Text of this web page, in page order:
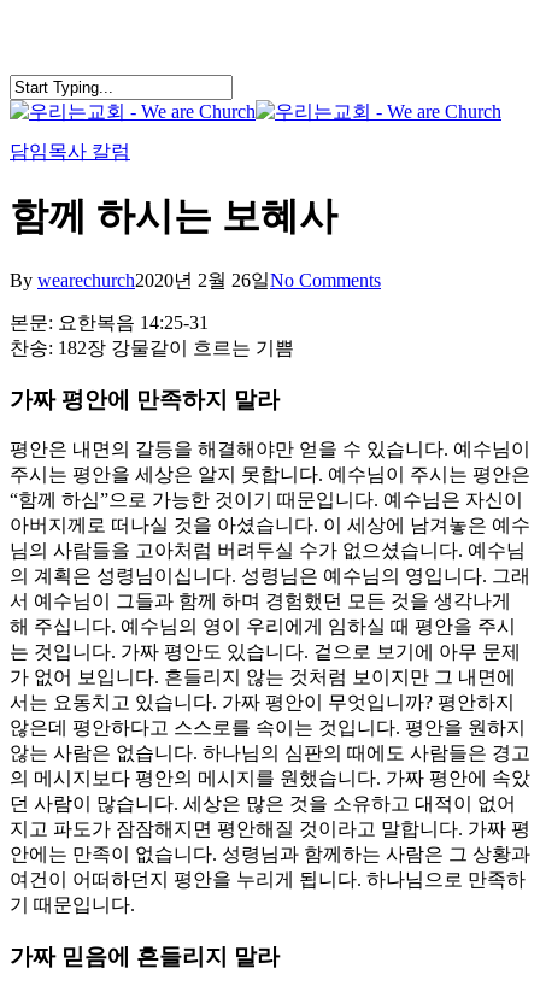
content
담임목사 칼럼
함께 하시는 보혜사
By wearechurch2020년 2월 26일No Comments
본문: 요한복음 14:25-31
찬송: 182장 강물같이 흐르는 기쁨
가짜 평안에 만족하지 말라
평안은 내면의 갈등을 해결해야만 얻을 수 있습니다. 예수님이
주시는 평안을 세상은 알지 못합니다. 예수님이 주시는 평안은
“함께 하심”으로 가능한 것이기 때문입니다. 예수님은 자신이
아버지께로 떠나실 것을 아셨습니다. 이 세상에 남겨놓은 예수
님의 사람들을 고아처럼 버려두실 수가 없으셨습니다. 예수님
의 계획은 성령님이십니다. 성령님은 예수님의 영입니다. 그래
서 예수님이 그들과 함께 하며 경험했던 모든 것을 생각나게
해 주십니다. 예수님의 영이 우리에게 임하실 때 평안을 주시
는 것입니다. 가짜 평안도 있습니다. 겉으로 보기에 아무 문제
가 없어 보입니다. 흔들리지 않는 것처럼 보이지만 그 내면에
서는 요동치고 있습니다. 가짜 평안이 무엇입니까? 평안하지
않은데 평안하다고 스스로를 속이는 것입니다. 평안을 원하지
않는 사람은 없습니다. 하나님의 심판의 때에도 사람들은 경고
의 메시지보다 평안의 메시지를 원했습니다. 가짜 평안에 속았
던 사람이 많습니다. 세상은 많은 것을 소유하고 대적이 없어
지고 파도가 잠잠해지면 평안해질 것이라고 말합니다. 가짜 평
안에는 만족이 없습니다. 성령님과 함께하는 사람은 그 상황과
여건이 어떠하던지 평안을 누리게 됩니다. 하나님으로 만족하
기 때문입니다.
가짜 믿음에 흔들리지 말라